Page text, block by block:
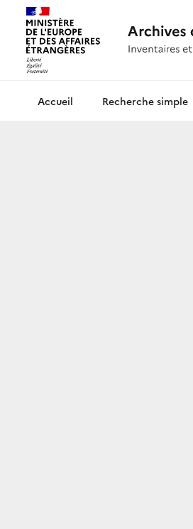
Archives diplomatiquesRecherche simple